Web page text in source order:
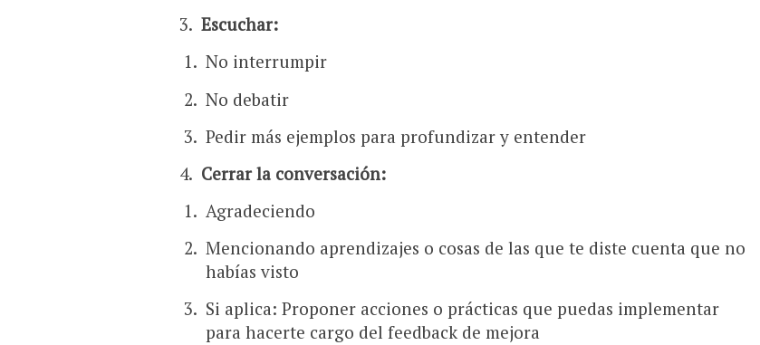
Escuchar:
No interrumpir
No debatir
Pedir más ejemplos para profundizar y entender
Cerrar la conversación:
Agradeciendo
Mencionando aprendizajes o cosas de las que te diste cuenta que no
habías visto
Si aplica: Proponer acciones o prácticas que puedas implementar
para hacerte cargo del feedback de mejora